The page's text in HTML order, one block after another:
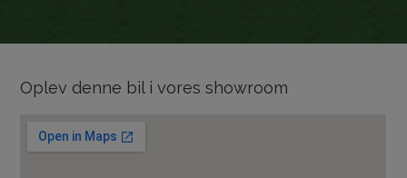
Oplev denne bil i vores showroom